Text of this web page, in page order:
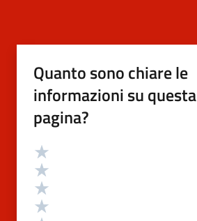
Quanto sono chiare le
informazioni su questa
pagina?
Valutazione